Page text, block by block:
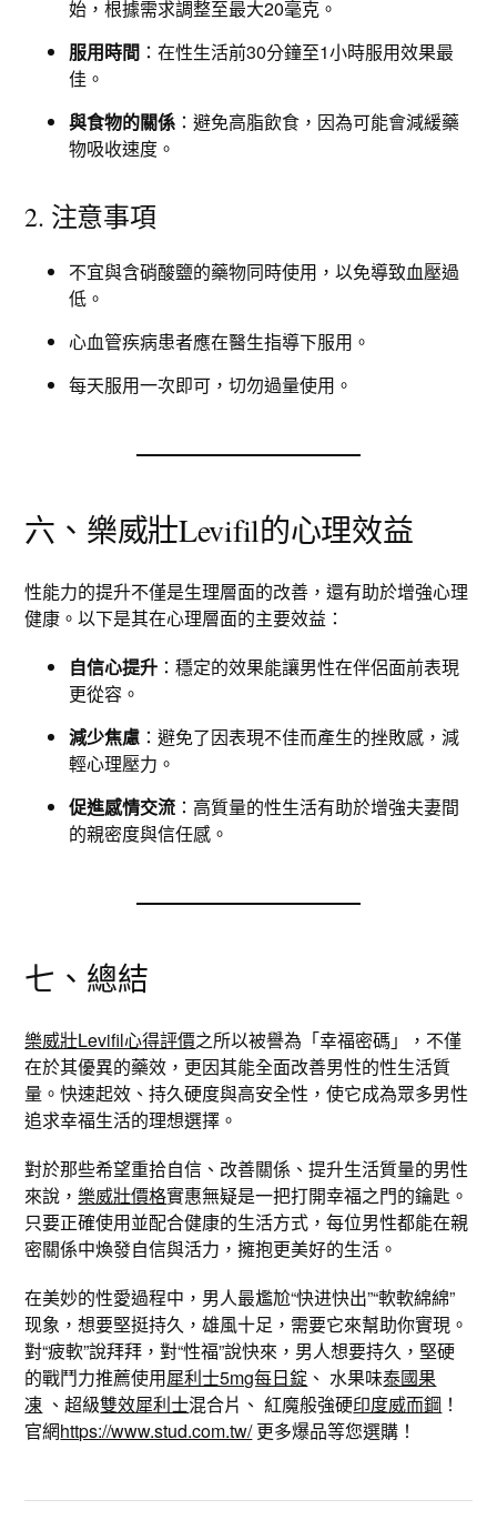
始，根據需求調整至最大20毫克。
服用時間 ：在性生活前30分鐘至1小時服用效果最
佳。
與食物的關係 ：避免高脂飲食，因為可能會減緩藥
物吸收速度。
2. 注意事項
不宜與含硝酸鹽的藥物同時使用，以免導致血壓過
低。
心血管疾病患者應在醫生指導下服用。
每天服用一次即可，切勿過量使用。
六、樂威壯Levifil的心理效益
性能力的提升不僅是生理層面的改善，還有助於增強心理
健康。以下是其在心理層面的主要效益：
自信心提升 ：穩定的效果能讓男性在伴侶面前表現
更從容。
減少焦慮 ：避免了因表現不佳而產生的挫敗感，減
輕心理壓力。
促進感情交流 ：高質量的性生活有助於增強夫妻間
的親密度與信任感。
七、總結
樂威壯Levifil心得評價之所以被譽為「幸福密碼」，不僅
在於其優異的藥效，更因其能全面改善男性的性生活質
量。快速起效、持久硬度與高安全性，使它成為眾多男性
追求幸福生活的理想選擇。
對於那些希望重拾自信、改善關係、提升生活質量的男性
來說，樂威壯價格實惠無疑是一把打開幸福之門的鑰匙。
只要正確使用並配合健康的生活方式，每位男性都能在親
密關係中煥發自信與活力，擁抱更美好的生活。
在美妙的性愛過程中，男人最尷尬“快进快出”“軟軟綿綿”
现象，想要堅挺持久，雄風十足，需要它來幫助你實現。
對“疲軟”說拜拜，對“性福”說快來，男人想要持久，堅硬
的戰鬥力推薦使用犀利士5mg每日錠 、 水果味泰國果
凍 、超級雙效犀利士混合片、 紅魔般強硬印度威而鋼 ！
官網https://www.stud.com.tw/更多爆品等您選購！